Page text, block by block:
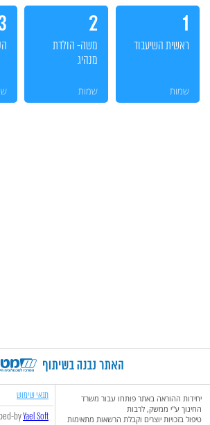
1
ראשית השיעבוד
שמות
2
משה- הולדת
מנהיג
שמות
יחידות ההוראה באתר פותחו עבור משרד
החינוך ע"י ממשק, לרבות
טיפול בזכויות יוצרים וקבלת הרשאות מתאימות
תנאי שימוש
byYael Soft